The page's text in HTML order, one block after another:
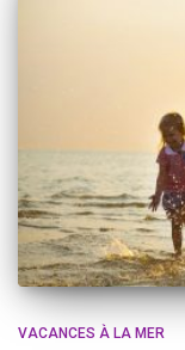
VACANCES À LA MER